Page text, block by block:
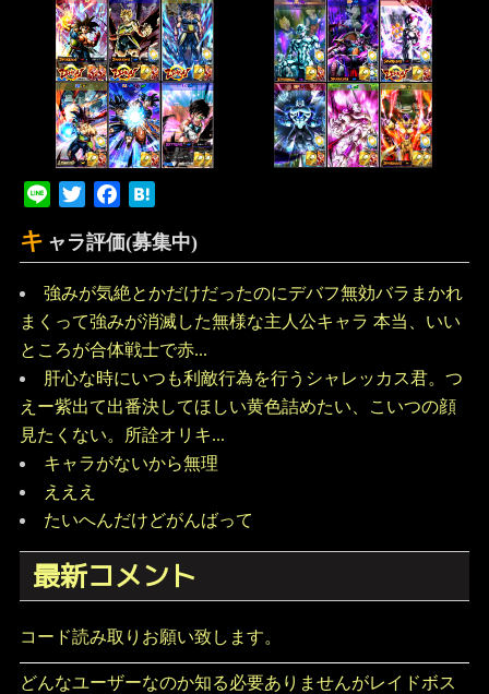
Line Twitter Facebook
キ ャラ評価(募集中)
強みが気絶とかだけだったのにデバフ無効バラまかれ
まくって強みが消滅した無様な主人公キャラ 本当、いい
ところが合体戦士で赤...
肝心な時にいつも利敵行為を行うシャレッカス君。つ
えー紫出て出番決してほしい黄色詰めたい、こいつの顔
見たくない。所詮オリキ...
キャラがないから無理
えええ
たいへんだけどがんばって
最新コメント
コード読み取りお願い致します。
どんなユーザーなのか知る必要ありませんがレイドボス